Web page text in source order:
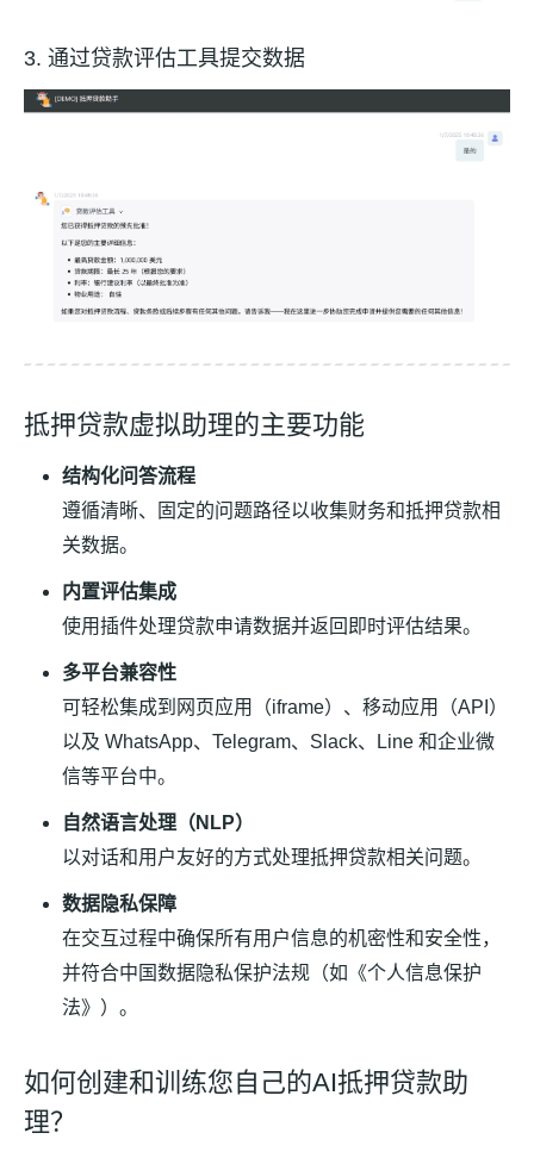
3. 通过贷款评估工具提交数据
抵押贷款虚拟助理的主要功能
结构化问答流程
遵循清晰、固定的问题路径以收集财务和抵押贷款相
关数据。
内置评估集成
使用插件处理贷款申请数据并返回即时评估结果。
多平台兼容性
可轻松集成到网页应用（iframe）、移动应用（API）
以及 WhatsApp、Telegram、Slack、Line 和企业微
信等平台中。
自然语言处理（NLP）
以对话和用户友好的方式处理抵押贷款相关问题。
数据隐私保障
在交互过程中确保所有用户信息的机密性和安全性，
并符合中国数据隐私保护法规（如《个人信息保护
法》）。
如何创建和训练您自己的AI抵押贷款助
理？